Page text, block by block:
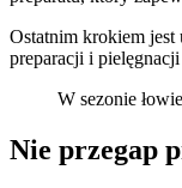
Ostatnim krokiem
preparacji i
W sezonie
Nie przegap